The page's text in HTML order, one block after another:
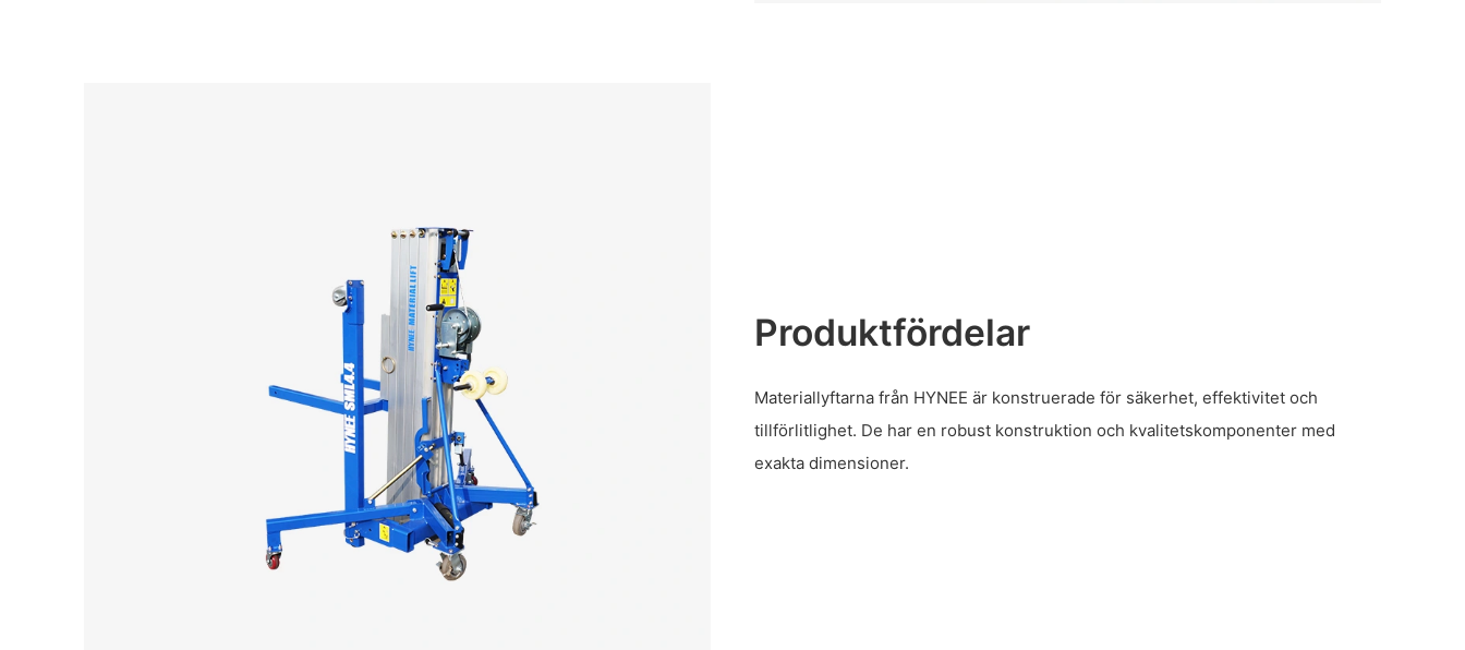
Produktfördelar
Materiallyftarna från HYNEE är konstruerade för säkerhet, effektivitet och
tillförlitlighet. De har en robust konstruktion och kvalitetskomponenter med
exakta dimensioner.